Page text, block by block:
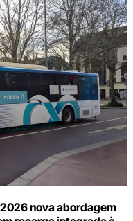
nova abordagem